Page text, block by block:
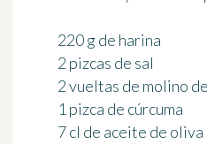
220 g de harina
2 pizcas de sal
2 vueltas de molino
1 pizca de cúrcuma
7 cl de aceite de oliva